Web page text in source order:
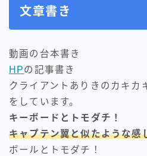
文章書き
動画の台本書き
HPの記事書き
クライアントありきのカキカ
をしています。
キーボードとトモダチ！
キャプテン翼と似たような感
ボールとトモダチ！